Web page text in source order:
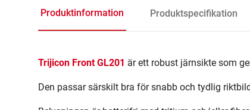
Produktinformation Produktspecifikation
Trijicon Front GL201 är ett robust järnsikte som
Den passar särskilt bra för snabb och tydlig